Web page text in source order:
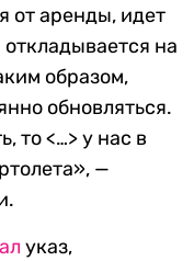
от аренды, идет
на
образом,
обновляться.
то <…> у нас в
—
указ,